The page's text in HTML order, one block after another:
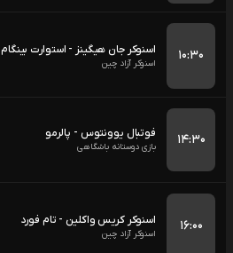
۱۰:۳۰ اسنوکر جان هیگینز - استوارت بینگام
اسنوکر آزاد چین
۱۴:۳۰ فوتبال یوونتوس - پالرمو
بازی دوستانه باشگاهی
۱۶:۰۰ اسنوکر کریس واکلین - تام فورد
اسنوکر آزاد چین